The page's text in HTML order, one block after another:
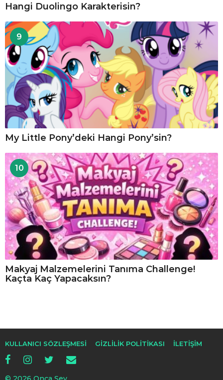
Hangi Duolingo Karakterisin?
9
My Little Pony’deki Hangi Pony’sin?
10
Makyaj Malzemelerini Tanıma Challenge!
Kaçta Kaç Yapacaksın?
KULLANICI SÖZLEŞMESI GIZLILIK POLITIKASI İLETIŞIM